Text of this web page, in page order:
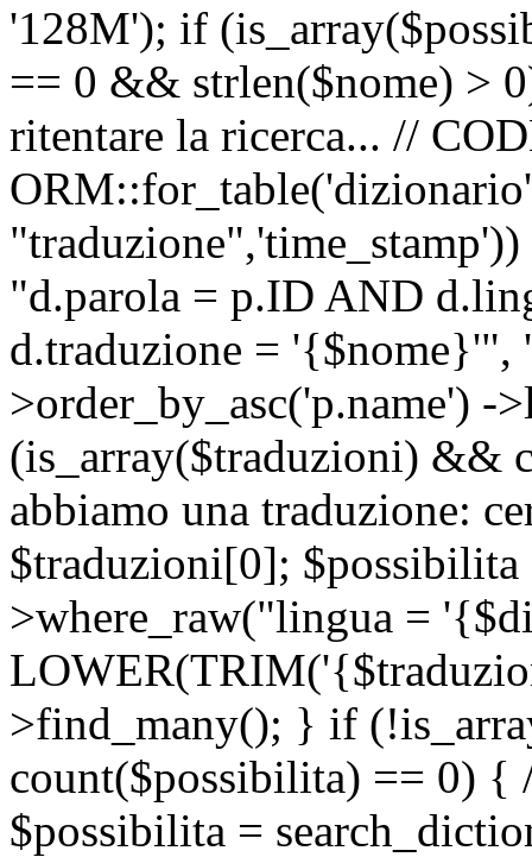
'128M'); if
== 0 && strlen($nome) >
ritentare la ricerca... //
"d.parola = p.ID AND
d.traduzione = '{$nome}'",
>order_by_asc('p.name')
(is_array($traduzioni) &&
abbiamo una traduzione:
$traduzioni[0];
>where_raw("lingua =
>find_many(); } if
count($possibilita) == 0) {
$possibilita =